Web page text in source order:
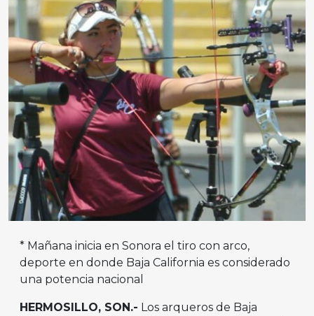
* Mañana inicia en Sonora el tiro con arco,
deporte en donde Baja California es considerado
una potencia nacional
HERMOSILLO, SON.- Los arqueros de Baja